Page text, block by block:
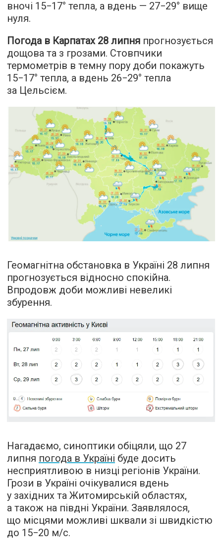
вночі 15−17° тепла, а вдень — 27−29° вище
нуля.
Погода в Карпатах 28 липня прогнозується
дощова та з грозами. Стовпчики
термометрів в темну пору доби покажуть
15−17° тепла, а вдень 26−29° тепла
за Цельсієм.
Геомагнітна обстановка в Україні 28 липня
прогнозується відносно спокійна.
Впродовж доби можливі невеликі
збурення.
Нагадаємо, синоптики обіцяли, що 27
липня погода в Україні буде досить
несприятливою в низці регіонів України.
Грози в Україні очікувалися вдень
у західних та Житомирській областях,
а також на півдні України. Заявлялося,
що місцями можливі шквали зі швидкістю
до 15−20 м/с.